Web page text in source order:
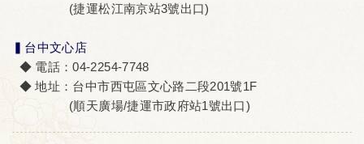
(捷運松江南京站3號出口)
▍台中文心店
◆ 電話：04-2254-7748
◆ 地址：台中市西屯區文心路二段201號1F
(順天廣場/捷運市政府站1號出口)